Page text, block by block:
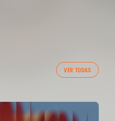
VER TODAS